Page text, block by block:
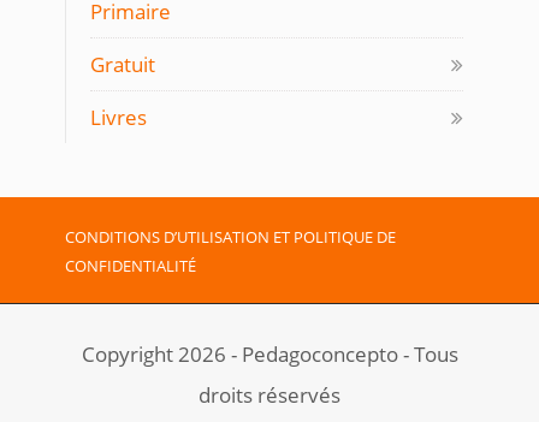
Primaire
Gratuit
Livres
CONDITIONS D’UTILISATION ET POLITIQUE DE
CONFIDENTIALITÉ
Copyright 2026 - Pedagoconcepto - Tous
droits réservés